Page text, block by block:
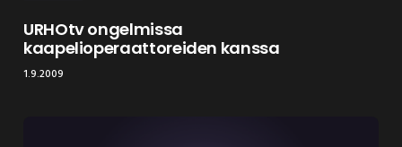
URHOtv ongelmissa
kaapelioperaattoreiden kanssa
1.9.2009